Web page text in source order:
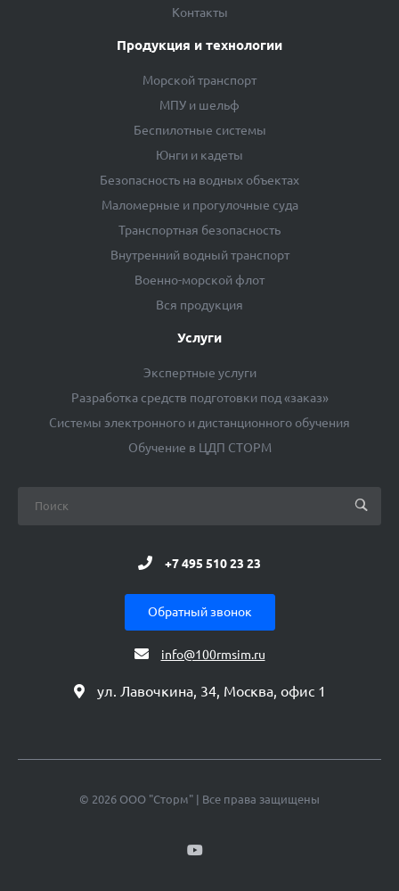
Контакты
Продукция и технологии
Морской транспорт
МПУ и шельф
Беспилотные системы
Юнги и кадеты
Безопасность на водных объектах
Маломерные и прогулочные суда
Транспортная безопасность
Внутренний водный транспорт
Военно-морской флот
Вся продукция
Услуги
Экспертные услуги
Разработка средств подготовки под «заказ»
Системы электронного и дистанционного обучения
Обучение в ЦДП СТОРМ
+7 495 510 23 23
Обратный звонок
info@100rmsim.ru
ул. Лавочкина, 34, Москва, офис 1
© 2026 ООО "Сторм" | Все права защищены